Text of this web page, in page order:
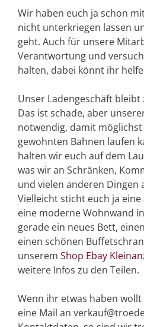
Wir haben euch ja schon
nicht unterkriegen lassen
geht. Auch für unsere
Verantwortung und
halten, dabei könnt ihr
Unser Ladengeschäft
Das ist schade, aber
notwendig, damit
gewohnten Bahnen laufen
halten wir euch auf dem
was wir an Schränken,
und vielen anderen Dingen
Vielleicht sticht euch ja
eine moderne Wohnwand
gerade ein neues Bett,
einen schönen
unserem Shop Ebay
weitere Infos zu den Teilen.
Wenn ihr etwas haben
eine Mail an